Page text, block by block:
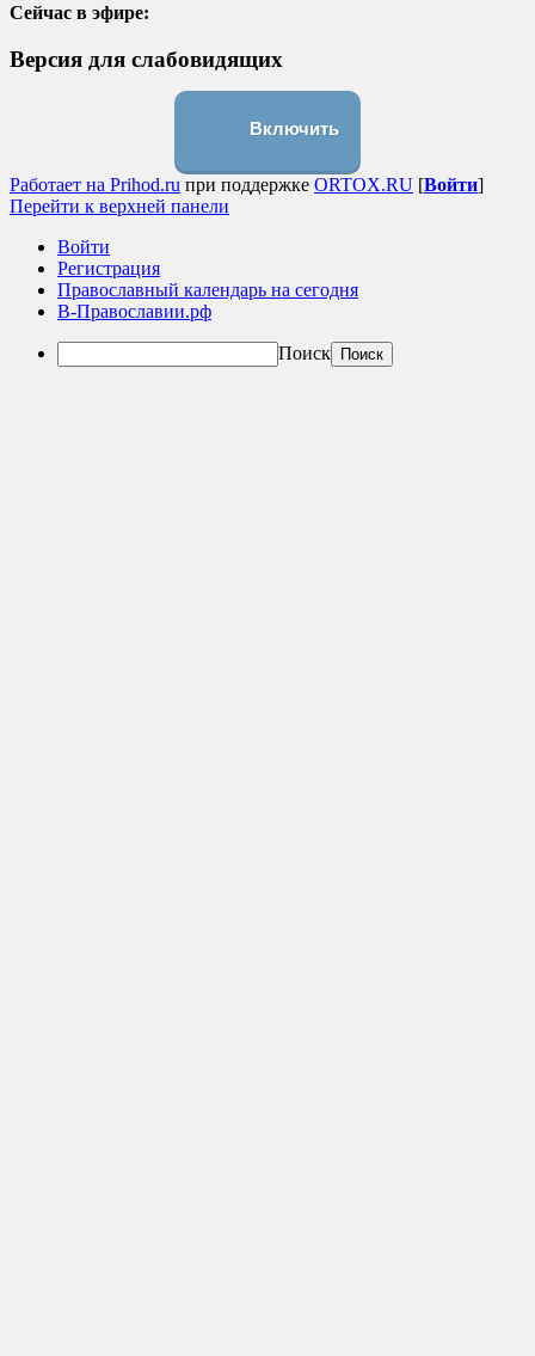
Сейчас в эфире:
Версия для слабовидящих
Включить
Работает на Prihod.ru при поддержке ORTOX.RU [Войти]
Перейти к верхней панели
Войти
Регистрация
Православный календарь на сегодня
В-Православии.рф
Поиск